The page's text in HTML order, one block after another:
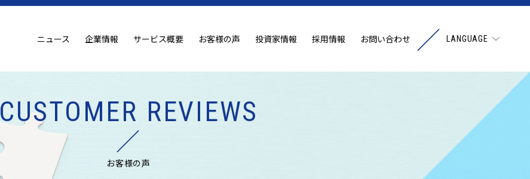
ニュース 企業情報 サービス概要 お客様の声 投資家情報 採用情報 お問い合わせ LANGUAGE
CUSTOMER REVIEWS
お客様の声